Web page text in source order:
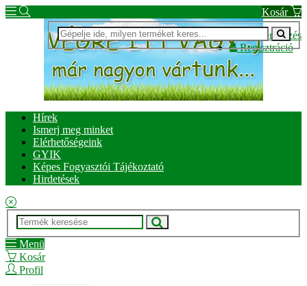
Kosár
Bejelentkezés
Regisztráció
Hírek
Ismerj meg minket
Elérhetőségeink
GYIK
Képes Fogyasztói Tájékoztató
Hirdetések
Menü
Kosár
Profil